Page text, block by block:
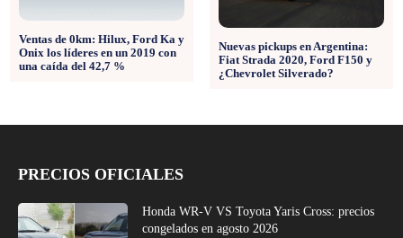
Ventas de 0km: Hilux, Ford Ka y
Onix los líderes en un 2019 con
una caída del 42,7 %
Nuevas pickups en Argentina:
Fiat Strada 2020, Ford F150 y
¿Chevrolet Silverado?
PRECIOS OFICIALES
Honda WR-V VS Toyota Yaris Cross: precios
congelados en agosto 2026